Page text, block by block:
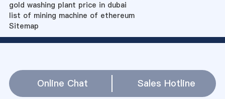
gold washing plant price in dubai
list of mining machine of ethereum
Sitemap
Online Chat Sales Hotline